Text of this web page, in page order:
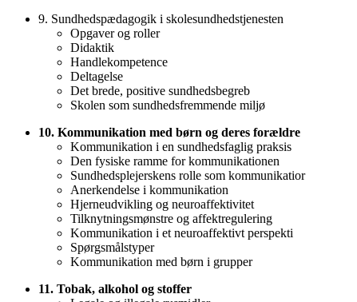
9. Sundhedspædagogik i skolesundhedstjenesten
Opgaver og roller
Didaktik
Handlekompetence
Deltagelse
Det brede, positive sundhedsbegreb
Skolen som sundhedsfremmende miljø
10. Kommunikation med børn og deres forældre
Kommunikation i en sundhedsfaglig praksis
Den fysiske ramme for kommunikationen
Sundhedsplejerskens rolle som kommunikatior
Anerkendelse i kommunikation
Hjerneudvikling og neuroaffektivitet
Tilknytningsmønstre og affektregulering
Kommunikation i et neuroaffektivt perspekti
Spørgsmålstyper
Kommunikation med børn i grupper
11. Tobak, alkohol og stoffer